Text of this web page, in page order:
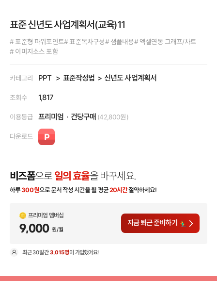
표준 신년도 사업계획서(교육)11
# 표준형 파워포인트# 표준목차구성# 샘플내용# 엑셀연동 그래프/차트
# 이미지소스 포함
카테고리 PPT 표준작성법 신년도 사업계획서
조회수 1,817
이용등급 프리미엄 건당구매 (42,800원)
다운로드
비즈폼으로 일의 효율을 바꾸세요.
하루300원으로 문서 작성 시간을 월 평균20시간절약하세요!
프리미엄 멤버십
9,000 원/월
지금 퇴근 준비하기
최근30일간3,015명이 가입했어요!